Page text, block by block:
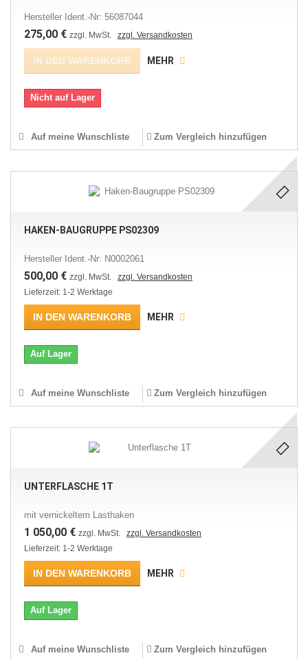
Hersteller Ident.-Nr: 56087044
275,00 € zzgl. MwSt. zzgl. Versandkosten
IN DEN WARENKORB MEHR
Nicht auf Lager
Auf meine Wunschliste Zum Vergleich hinzufügen
HAKEN-BAUGRUPPE PS02309
Hersteller Ident.-Nr: N0002061
500,00 € zzgl. MwSt.
zzgl. Versandkosten
Lieferzeit: 1-2 Werktage
IN DEN WARENKORB MEHR
Auf Lager
Auf meine Wunschliste Zum Vergleich hinzufügen
UNTERFLASCHE 1T
mit vernickeltem Lasthaken
1 050,00 € zzgl. MwSt.
zzgl. Versandkosten
Lieferzeit: 1-2 Werktage
IN DEN WARENKORB MEHR
Auf Lager
Auf meine Wunschliste Zum Vergleich hinzufügen